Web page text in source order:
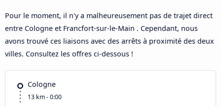
Pour le moment, il n'y a malheureusement pas de trajet direct
entre Cologne et Francfort-sur-le-Main . Cependant, nous
avons trouvé ces liaisons avec des arrêts à proximité des deux
villes. Consultez les offres ci-dessous !
Cologne
13 km - 0:00